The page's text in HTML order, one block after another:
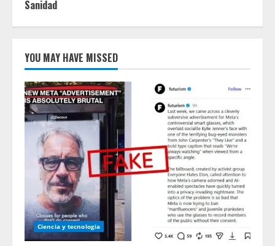
Sanidad
YOU MAY HAVE MISSED
Ciencia y tecnologia